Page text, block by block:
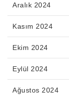
Aralık 2024
Kasım 2024
Ekim 2024
Eylül 2024
Ağustos 2024